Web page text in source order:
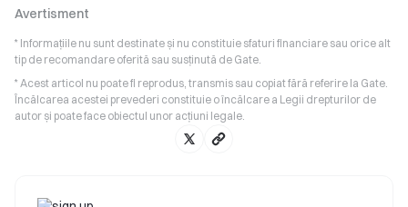
Avertisment
* Informațiile nu sunt destinate și nu constituie sfaturi financiare sau orice alt
tip de recomandare oferită sau susținută de Gate.
* Acest articol nu poate fi reprodus, transmis sau copiat fără referire la Gate.
Încălcarea acestei prevederi constituie o încălcare a Legii drepturilor de
autor și poate face obiectul unor acțiuni legale.